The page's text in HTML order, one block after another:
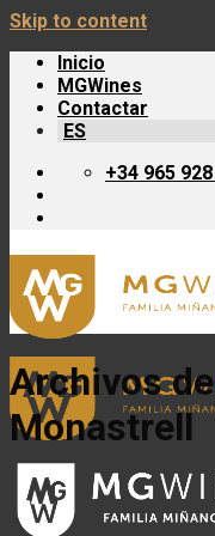
Skip to content
Inicio
MGWines
Contactar
ES
+34 965
Archivos
Monastrell